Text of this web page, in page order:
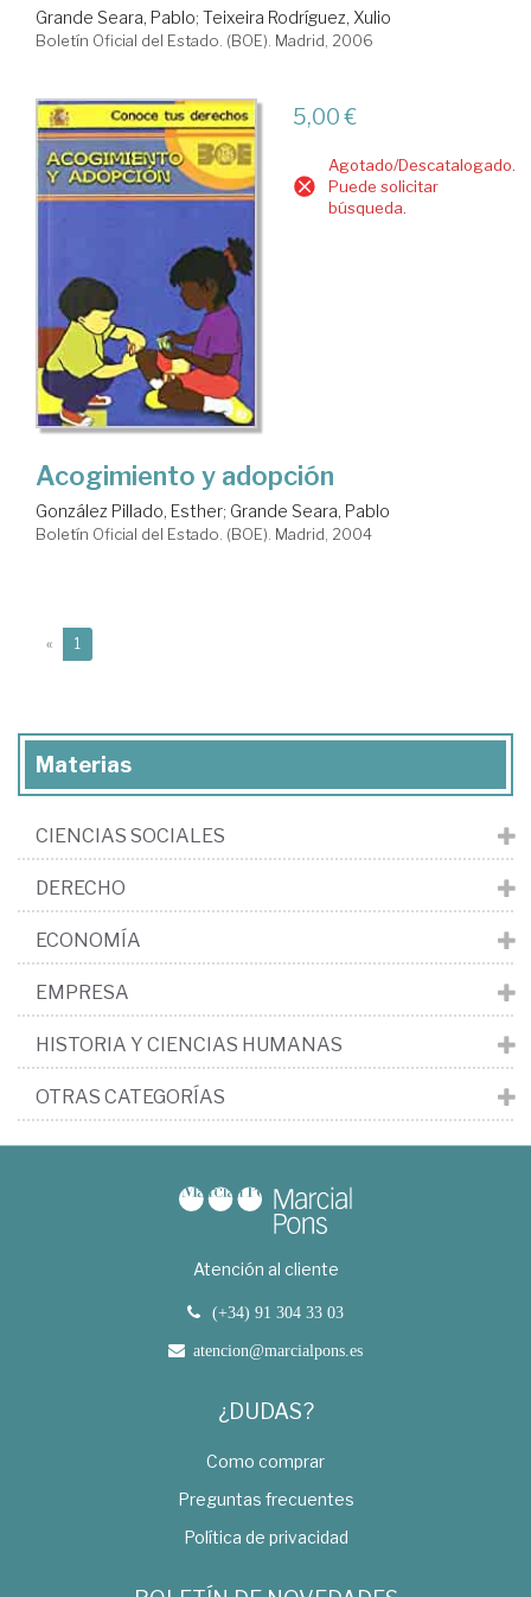
Grande Seara, Pablo; Teixeira Rodríguez, Xulio
Boletín Oficial del Estado. (BOE). Madrid, 2006
5,00 €
Agotado/Descatalogado.
Puede solicitar
búsqueda.
Acogimiento y adopción
González Pillado, Esther; Grande Seara, Pablo
Boletín Oficial del Estado. (BOE). Madrid, 2004
« 1
Materias
CIENCIAS SOCIALES
DERECHO
ECONOMÍA
EMPRESA
HISTORIA Y CIENCIAS HUMANAS
OTRAS CATEGORÍAS
Atención al cliente
(+34) 91 304 33 03
atencion@marcialpons.es
¿DUDAS?
Como comprar
Preguntas frecuentes
Política de privacidad